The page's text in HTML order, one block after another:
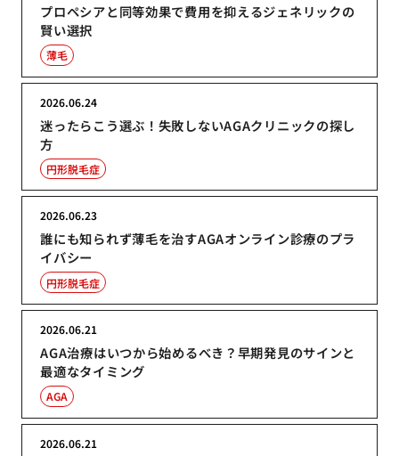
プロペシアと同等効果で費用を抑えるジェネリックの
賢い選択
薄毛
迷ったらこう選ぶ！失敗しないAGAクリニックの探し
方
2026.06.24
円形脱毛症
誰にも知られず薄毛を治すAGAオンライン診療のプラ
イバシー
2026.06.23
円形脱毛症
AGA治療はいつから始めるべき？早期発見のサインと
最適なタイミング
2026.06.21
AGA
2026.06.21